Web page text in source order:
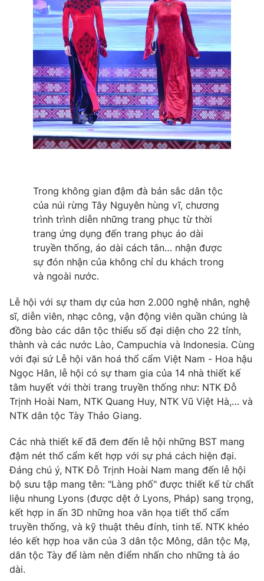
Trong không gian đậm đà bản sắc dân tộc
của núi rừng Tây Nguyên hùng vĩ, chương
trình trình diễn những trang phục từ thời
trang ứng dụng đến trang phục áo dài
truyền thống, áo dài cách tân… nhận được
sự đón nhận của không chỉ du khách trong
và ngoài nước.
Lễ hội với sự tham dự của hơn 2.000 nghệ nhân, nghệ
sĩ, diễn viên, nhạc công, vận động viên quần chúng là
đồng bào các dân tộc thiểu số đại diện cho 22 tỉnh,
thành và các nước Lào, Campuchia và Indonesia. Cùng
với đại sứ Lễ hội văn hoá thổ cẩm Việt Nam - Hoa hậu
Ngọc Hân, lễ hội có sự tham gia của 14 nhà thiết kế
tâm huyết với thời trang truyền thống như: NTK Đỗ
Trịnh Hoài Nam, NTK Quang Huy, NTK Vũ Việt Hà,… và
NTK dân tộc Tày Thảo Giang.
Các nhà thiết kế đã đem đến lễ hội những BST mang
đậm nét thổ cẩm kết hợp với sự phá cách hiện đại.
Đáng chú ý, NTK Đỗ Trịnh Hoài Nam mang đến lễ hội
bộ sưu tập mang tên: "Làng phố" được thiết kế từ chất
liệu nhung Lyons (được dệt ở Lyons, Pháp) sang trọng,
kết hợp in ấn 3D những hoa văn họa tiết thổ cẩm
truyền thống, và kỹ thuật thêu đính, tinh tế. NTK khéo
léo kết hợp hoa văn của 3 dân tộc Mông, dân tộc Mạ,
dân tộc Tày để làm nên điểm nhấn cho những tà áo
dài.